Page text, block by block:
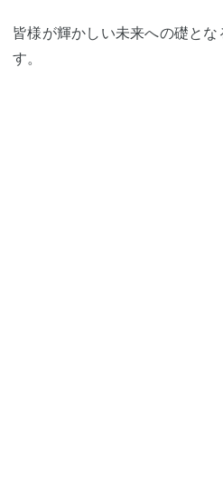
皆様が輝かしい未来への礎とな
す。